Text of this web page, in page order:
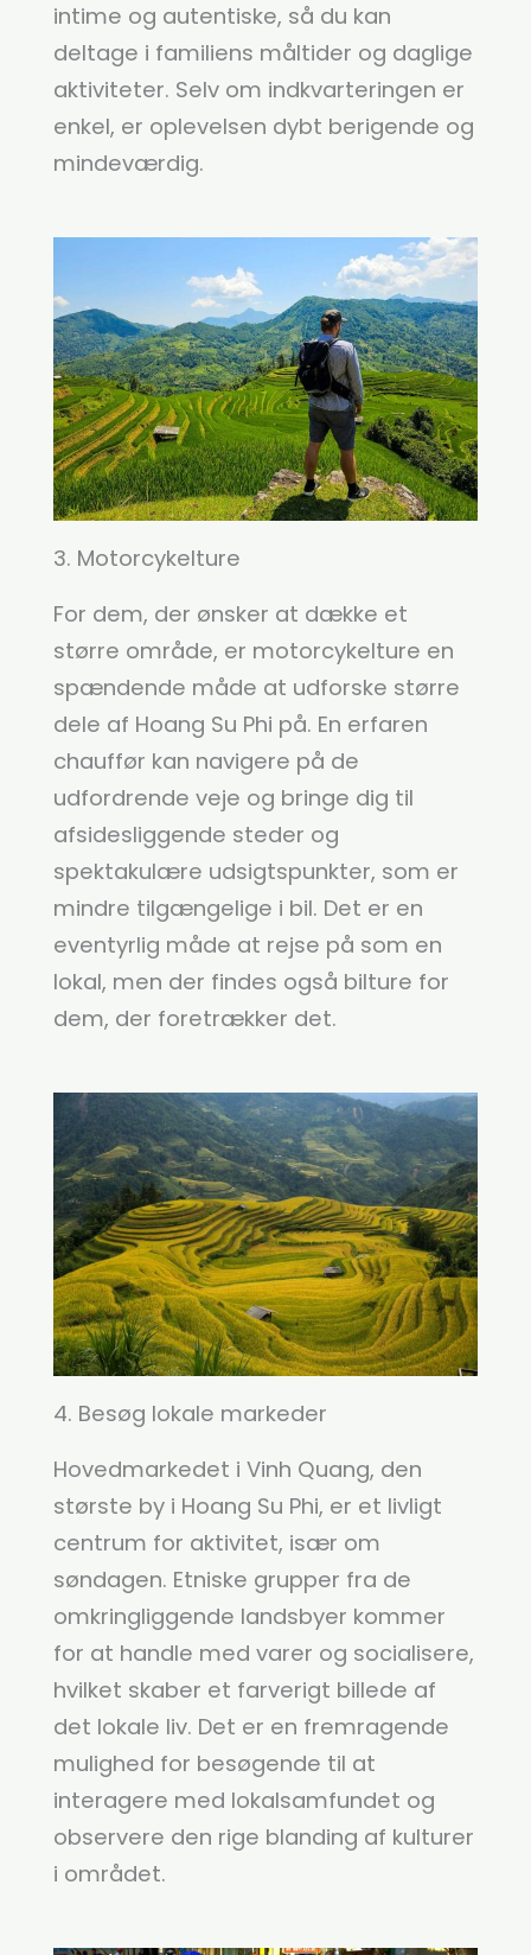
intime og autentiske, så du kan
deltage i familiens måltider og daglige
aktiviteter. Selv om indkvarteringen er
enkel, er oplevelsen dybt berigende og
mindeværdig.
3. Motorcykelture
For dem, der ønsker at dække et
større område, er motorcykelture en
spændende måde at udforske større
dele af Hoang Su Phi på. En erfaren
chauffør kan navigere på de
udfordrende veje og bringe dig til
afsidesliggende steder og
spektakulære udsigtspunkter, som er
mindre tilgængelige i bil. Det er en
eventyrlig måde at rejse på som en
lokal, men der findes også bilture for
dem, der foretrækker det.
4. Besøg lokale markeder
Hovedmarkedet i Vinh Quang, den
største by i Hoang Su Phi, er et livligt
centrum for aktivitet, især om
søndagen. Etniske grupper fra de
omkringliggende landsbyer kommer
for at handle med varer og socialisere,
hvilket skaber et farverigt billede af
det lokale liv. Det er en fremragende
mulighed for besøgende til at
interagere med lokalsamfundet og
observere den rige blanding af kulturer
i området.